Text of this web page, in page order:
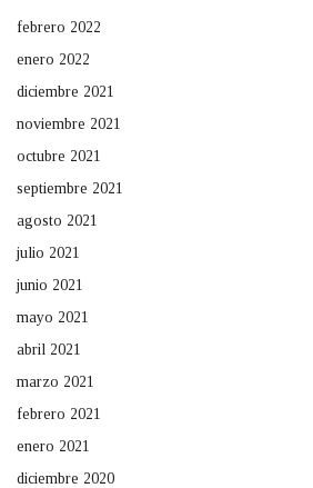
febrero 2022
enero 2022
diciembre 2021
noviembre 2021
octubre 2021
septiembre 2021
agosto 2021
julio 2021
junio 2021
mayo 2021
abril 2021
marzo 2021
febrero 2021
enero 2021
diciembre 2020